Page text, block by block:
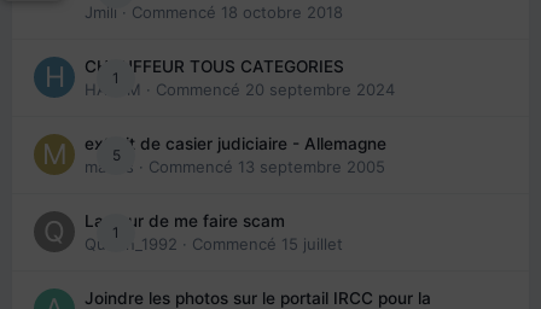
Jmili · Commencé 18 octobre 2018
1
CHAUFFEUR TOUS CATEGORIES
HAZEM · Commencé 20 septembre 2024
5
extrait de casier judiciaire - Allemagne
maries · Commencé 13 septembre 2005
1
La peur de me faire scam
Queen_1992 · Commencé 15 juillet
Joindre les photos sur le portail IRCC pour la